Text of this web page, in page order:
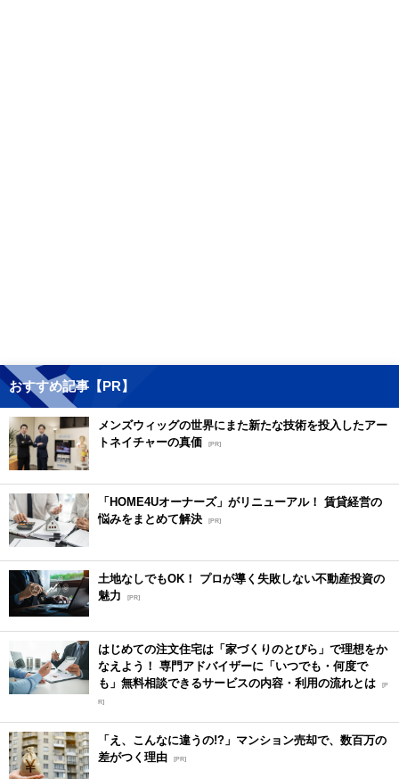
おすすめ記事【PR】
メンズウィッグの世界にまた新たな技術を投入したアー
トネイチャーの真価 [PR]
「HOME4Uオーナーズ」がリニューアル！ 賃貸経営の
悩みをまとめて解決 [PR]
土地なしでもOK！ プロが導く失敗しない不動産投資の
魅力
[PR]
はじめての注文住宅は「家づくりのとびら」で理想をか
なえよう！ 専門アドバイザーに「いつでも・何度で
も」無料相談できるサービスの内容・利用の流れとは [P
R]
「え、こんなに違うの!?」マンション売却で、数百万の
差がつく理由 [PR]